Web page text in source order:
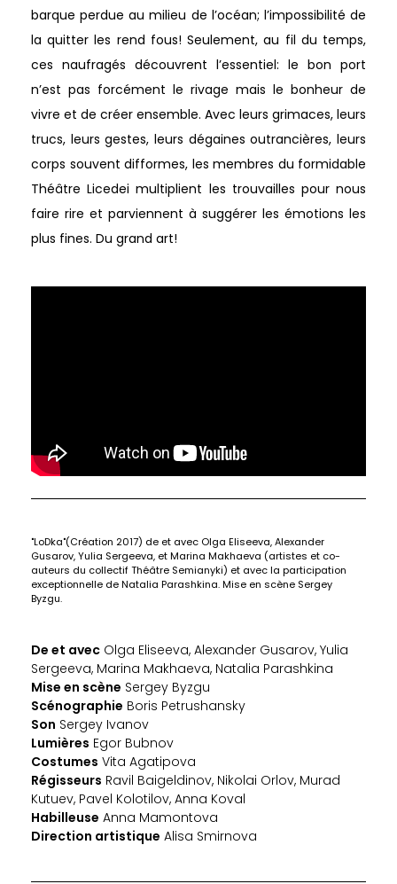
barque perdue au milieu de l’océan; l’impossibilité de
la quitter les rend fous! Seulement, au fil du temps,
ces naufragés découvrent l’essentiel: le bon port
n’est pas forcément le rivage mais le bonheur de
vivre et de créer ensemble. Avec leurs grimaces, leurs
trucs, leurs gestes, leurs dégaines outrancières, leurs
corps souvent difformes, les membres du formidable
Théâtre Licedei multiplient les trouvailles pour nous
faire rire et parviennent à suggérer les émotions les
plus fines. Du grand art!
"LoDka"(Création 2017) de et avec Olga Eliseeva, Alexander
Gusarov, Yulia Sergeeva, et Marina Makhaeva (artistes et co-
auteurs du collectif Théâtre Semianyki) et avec la participation
exceptionnelle de Natalia Parashkina. Mise en scène Sergey
Byzgu.
De et avec Olga Eliseeva, Alexander Gusarov, Yulia
Sergeeva, Marina Makhaeva, Natalia Parashkina
Mise en scène Sergey Byzgu
Scénographie Boris Petrushansky
Son Sergey Ivanov
Lumières Egor Bubnov
Costumes Vita Agatipova
Régisseurs Ravil Baigeldinov, Nikolai Orlov, Murad
Kutuev, Pavel Kolotilov, Anna Koval
Habilleuse Anna Mamontova
Direction artistique Alisa Smirnova